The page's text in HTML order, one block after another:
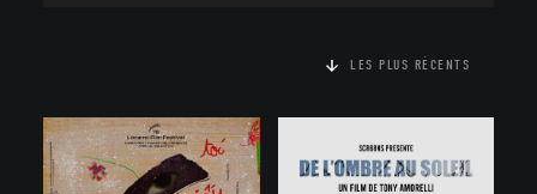
LES PLUS RÉCENTS